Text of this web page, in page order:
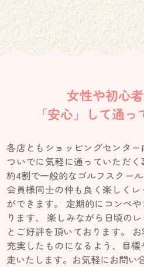
女性や初心
「安心」して通
各店ともショッピングセンタ
ついでに気軽に通っていただ
約4割で一般的なゴルフスクー
会員様同士の仲も良く楽しく
ができます。 定期的にコンペ
ります、 楽しみながら日頃の
とご好評を頂いております。
充実したものになるよう、目
走いたします。お気軽にお問い